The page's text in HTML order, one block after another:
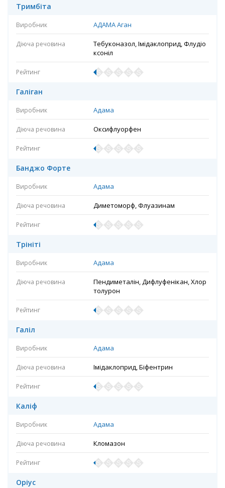
Тримбіта
АДАМА Аган
Тебуконазол, Імідаклоприд, Флудіо
ксоніл
Галіган
Адама
Оксифлуорфен
Банджо Форте
Адама
Диметоморф, Флуазинам
Трініті
Адама
Пендиметалін, Дифлуфенікан, Хлор
толурон
Галіл
Адама
Імідаклоприд, Біфентрин
Каліф
Адама
Кломазон
Оріус